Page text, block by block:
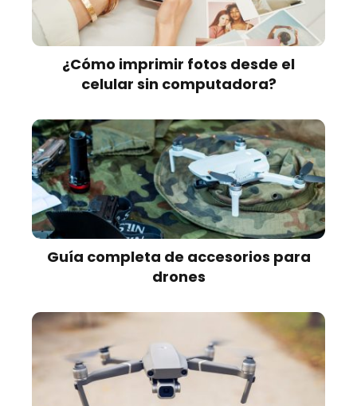
¿Cómo imprimir fotos desde el
celular sin computadora?
Guía completa de accesorios para
drones